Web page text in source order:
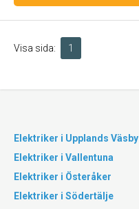
Visa sida: 1
Elektriker i Upplands Väsby
Elektriker i Vallentuna
Elektriker i Österåker
Elektriker i Södertälje